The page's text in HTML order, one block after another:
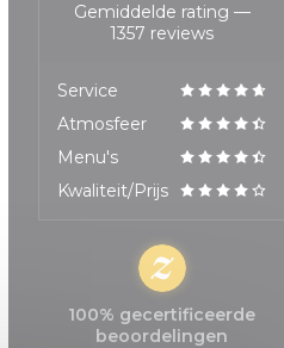
Gemiddelde rating —
1357 reviews
Service
Atmosfeer
Menu's
Kwaliteit/Prijs
100% gecertificeerde
beoordelingen